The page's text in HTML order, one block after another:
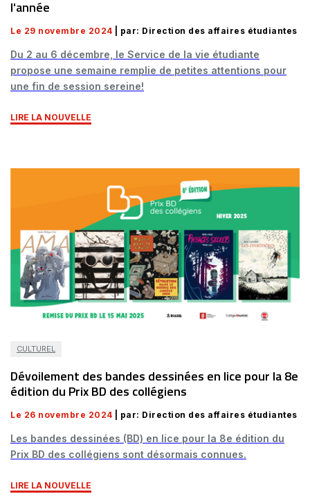
l'année
Le 29 novembre 2024 | par: Direction des affaires étudiantes
Du 2 au 6 décembre, le Service de la vie étudiante
propose une semaine remplie de petites attentions pour
une fin de session sereine!
LIRE LA NOUVELLE
CULTUREL
Dévoilement des bandes dessinées en lice pour la 8e
édition du Prix BD des collégiens
Le 26 novembre 2024 | par: Direction des affaires étudiantes
Les bandes dessinées (BD) en lice pour la 8e édition du
Prix BD des collégiens sont désormais connues.
LIRE LA NOUVELLE